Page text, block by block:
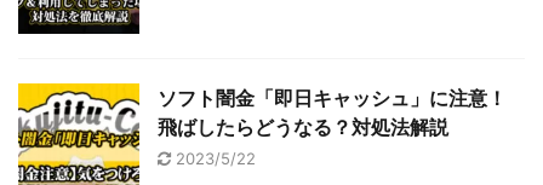
ソフト闇金「即日キャッシュ」に注意！
飛ばしたらどうなる？対処法解説
2023/5/22